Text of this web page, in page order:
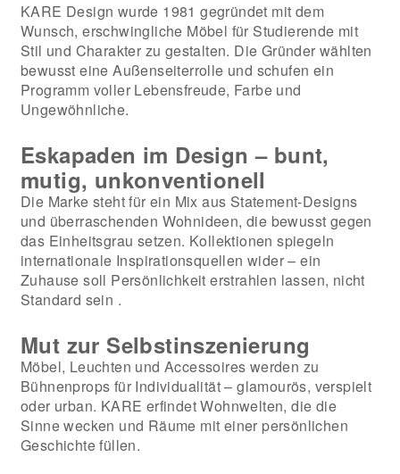
KARE Design wurde 1981 gegründet mit dem
Wunsch, erschwingliche Möbel für Studierende mit
Stil und Charakter zu gestalten. Die Gründer wählten
bewusst eine Außenseiterrolle und schufen ein
Programm voller Lebensfreude, Farbe und
Ungewöhnliche.
Eskapaden im Design – bunt,
mutig, unkonventionell
Die Marke steht für ein Mix aus Statement-Designs
und überraschenden Wohnideen, die bewusst gegen
das Einheitsgrau setzen. Kollektionen spiegeln
internationale Inspirationsquellen wider – ein
Zuhause soll Persönlichkeit erstrahlen lassen, nicht
Standard sein .
Mut zur Selbstinszenierung
Möbel, Leuchten und Accessoires werden zu
Bühnenprops für Individualität – glamourös, verspielt
oder urban. KARE erfindet Wohnwelten, die die
Sinne wecken und Räume mit einer persönlichen
Geschichte füllen.